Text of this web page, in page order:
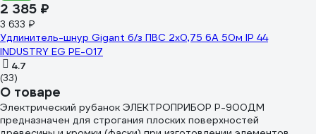
2 385 ₽
3 633 ₽
Удлинитель-шнур Gigant б/з ПВС 2х0,75 6A 50м IP 44
INDUSTRY EG PE-017
4.7
(33)
О товаре
Электрический рубанок ЭЛЕКТРОПРИБОР Р-900ДМ
предназначен для строгания плоских поверхностей